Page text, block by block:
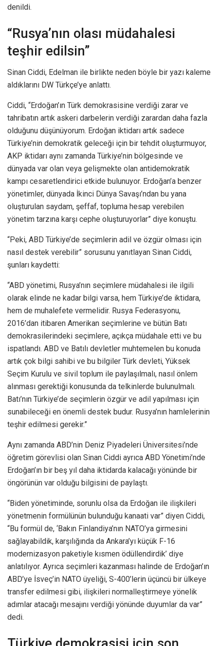
denildi.
“Rusya’nın olası müdahalesi
teşhir edilsin”
Sinan Ciddi, Edelman ile birlikte neden böyle bir yazı kaleme
aldıklarını DW Türkçe’ye anlattı.
Ciddi, “Erdoğan’ın Türk demokrasisine verdiği zarar ve
tahribatın artık askeri darbelerin verdiği zarardan daha fazla
olduğunu düşünüyorum. Erdoğan iktidarı artık sadece
Türkiye’nin demokratik geleceği için bir tehdit oluşturmuyor,
AKP iktidarı aynı zamanda Türkiye’nin bölgesinde ve
dünyada var olan veya gelişmekte olan antidemokratik
kampı cesaretlendirici etkide bulunuyor. Erdoğan’a benzer
yönetimler, dünyada İkinci Dünya Savaşı’ndan bu yana
oluşturulan saydam, şeffaf, topluma hesap verebilen
yönetim tarzına karşı cephe oluşturuyorlar” diye konuştu.
“Peki, ABD Türkiye’de seçimlerin adil ve özgür olması için
nasıl destek verebilir” sorusunu yanıtlayan Sinan Ciddi,
şunları kaydetti:
“ABD yönetimi, Rusya’nın seçimlere müdahalesi ile ilgili
olarak elinde ne kadar bilgi varsa, hem Türkiye’de iktidara,
hem de muhalefete vermelidir. Rusya Federasyonu,
2016’dan itibaren Amerikan seçimlerine ve bütün Batı
demokrasilerindeki seçimlere, açıkça müdahale etti ve bu
ispatlandı. ABD ve Batılı devletler muhtemelen bu konuda
artık çok bilgi sahibi ve bu bilgiler Türk devleti, Yüksek
Seçim Kurulu ve sivil toplum ile paylaşılmalı, nasıl önlem
alınması gerektiği konusunda da telkinlerde bulunulmalı.
Batı’nın Türkiye’de seçimlerin özgür ve adil yapılması için
sunabileceği en önemli destek budur. Rusya’nın hamlelerinin
teşhir edilmesi gerekir.”
Aynı zamanda ABD’nin Deniz Piyadeleri Üniversitesi’nde
öğretim görevlisi olan Sinan Ciddi ayrıca ABD Yönetimi’nde
Erdoğan’ın bir beş yıl daha iktidarda kalacağı yönünde bir
öngörünün var olduğu bilgisini de paylaştı.
“Biden yönetiminde, sorunlu olsa da Erdoğan ile ilişkileri
yönetmenin formülünün bulunduğu kanaati var” diyen Ciddi,
“Bu formül de, ‘Bakın Finlandiya’nın NATO’ya girmesini
sağlayabildik, karşılığında da Ankara’yı küçük F-16
modernizasyon paketiyle kısmen ödüllendirdik’ diye
anlatılıyor. Ayrıca seçimleri kazanması halinde de Erdoğan’ın
ABD’ye İsveç’in NATO üyeliği, S-400’lerin üçüncü bir ülkeye
transfer edilmesi gibi, ilişkileri normalleştirmeye yönelik
adımlar atacağı mesajını verdiği yönünde duyumlar da var”
dedi.